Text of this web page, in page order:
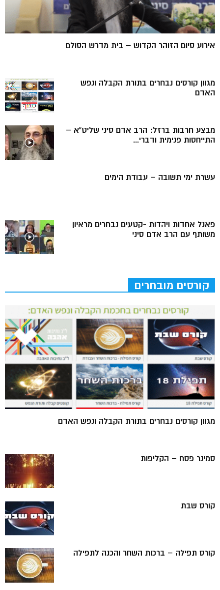
אירוע סיום הזוהר הקדוש – בית מדרש הסולם
מגוון קורסים נבחרים בתורת הקבלה ונפש
האדם
מבצע חרבות ברזל: הרב אדם סיני שליט”א –
התייחסות פנימית ודברי...
עשרת ימי תשובה – עבודת הימים
פאנל אחדות ויהדות -קטעים נבחרים מראיון
משותף עם הרב אדם סיני
קורסים מובחרים
מגוון קורסים נבחרים בתורת הקבלה ונפש האדם
סמינר פסח – הקליפות
קורס שבת
קורס תפילה – ברכות השחר והכנה לתפילה